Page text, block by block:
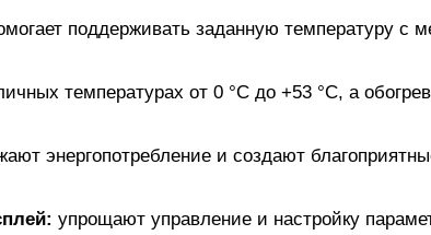
поддерживать заданную температуру с
температурах от 0 °C до +53 °C, а
энергопотребление и создают
упрощают управление и настройку